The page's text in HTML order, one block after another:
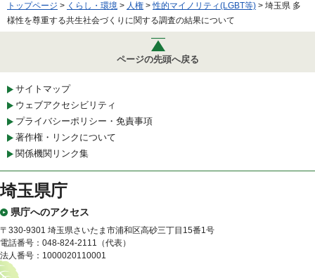
トップページ > くらし・環境 > 人権 >性的マイノリティ(LGBT等) > 埼玉県 多
様性を尊重する共生社会づくりに関する調査の結果について
ページの先頭へ戻る
サイトマップ
ウェブアクセシビリティ
プライバシーポリシー・免責事項
著作権・リンクについて
関係機関リンク集
埼玉県庁
県庁へのアクセス
〒330-9301 埼玉県さいたま市浦和区高砂三丁目15番1号
電話番号：048-824-2111（代表）
法人番号：1000020110001